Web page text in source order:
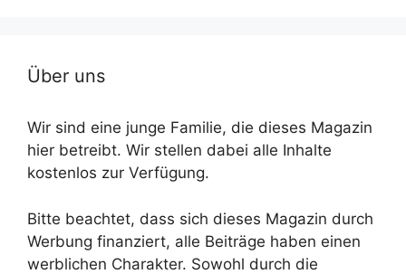
Über uns
Wir sind eine junge Familie, die dieses Magazin
hier betreibt. Wir stellen dabei alle Inhalte
kostenlos zur Verfügung.
Bitte beachtet, dass sich dieses Magazin durch
Werbung finanziert, alle Beiträge haben einen
werblichen Charakter. Sowohl durch die